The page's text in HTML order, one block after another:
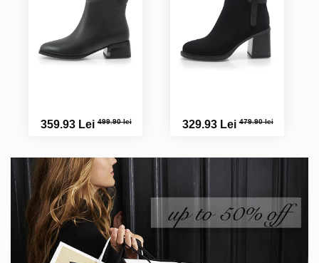
359.93 Lei499.90 lei 329.93 Lei479.90 lei